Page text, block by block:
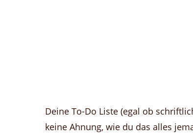
Deine To-Do Liste (egal ob
keine Ahnung, wie du das alles